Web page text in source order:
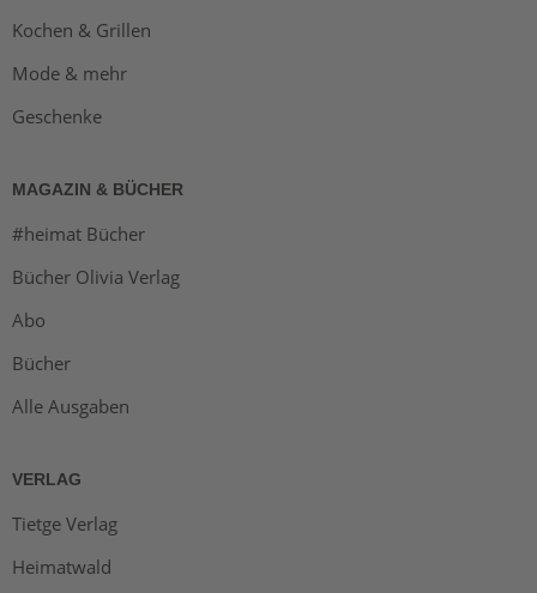
Kochen & Grillen
Mode & mehr
Geschenke
MAGAZIN & BÜCHER
#heimat Bücher
Bücher Olivia Verlag
Abo
Bücher
Alle Ausgaben
VERLAG
Tietge Verlag
Heimatwald